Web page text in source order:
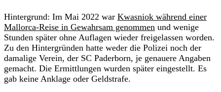
Hintergrund: Im Mai 2022 war Kwasniok während einer
Mallorca-Reise in Gewahrsam genommen und wenige
Stunden später ohne Auflagen wieder freigelassen worden.
Zu den Hintergründen hatte weder die Polizei noch der
damalige Verein, der SC Paderborn, je genauere Angaben
gemacht. Die Ermittlungen wurden später eingestellt. Es
gab keine Anklage oder Geldstrafe.